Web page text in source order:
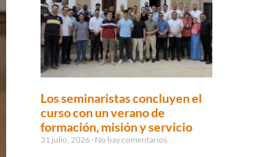
Los seminaristas concluyen el
curso con un verano de
formación, misión y servicio
31 julio, 2026 No hay comentarios